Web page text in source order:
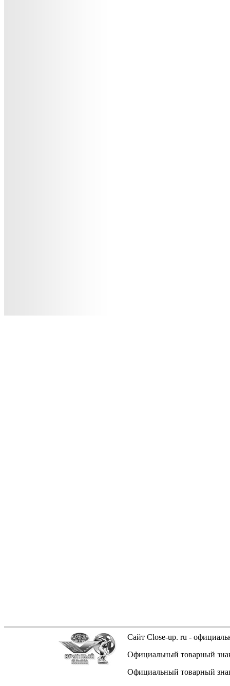
Сайт Close-up. ru -
Официальный товарный
Официальный товарный